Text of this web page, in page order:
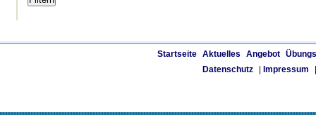
Startseite Aktuelles Angebot
Datenschutz
Impressum